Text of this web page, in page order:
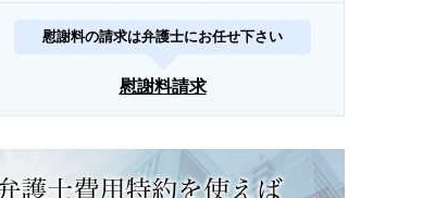
慰謝料の請求は弁護士にお任せ下さい
慰謝料請求